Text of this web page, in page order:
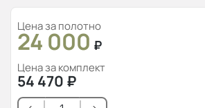
Цена за полотно
24 000 ₽
Цена за комплект
54 470 ₽